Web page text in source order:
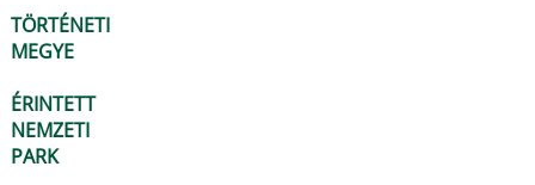
TÖRTÉNETI
MEGYE
ÉRINTETT
NEMZETI
PARK